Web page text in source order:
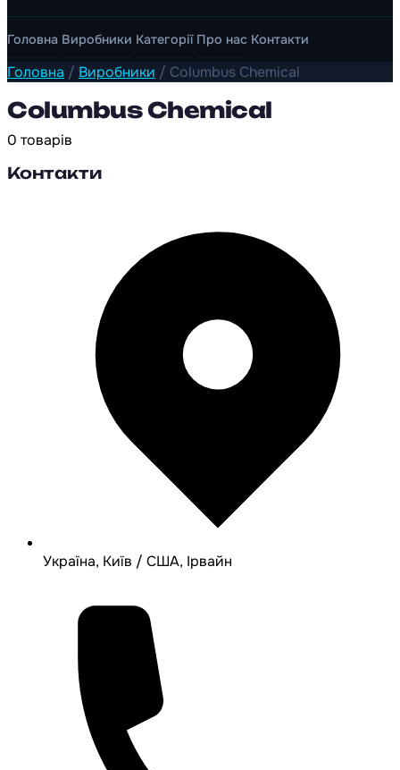
Головна Виробники Категорії Про нас Контакти
Головна / Виробники / Columbus Chemical
Columbus Chemical
0 товарів
Контакти
Україна, Київ / США, Ірвайн